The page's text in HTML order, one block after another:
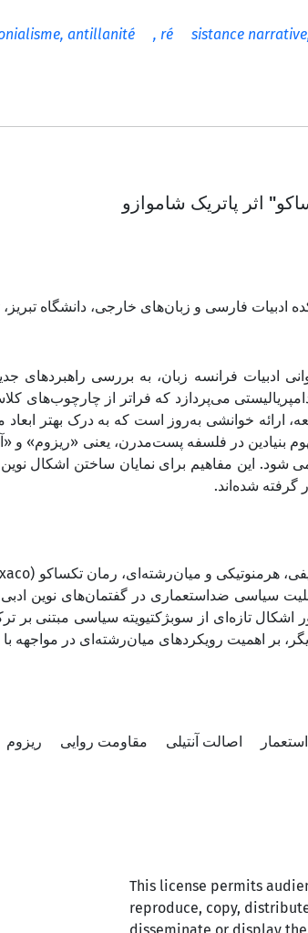
antillanité , ré
sistance
اثر پاتریک شاموازو
ادبیات فارسی و زبان‌های خارجی، دانشگاه تبریز،
ادبیات فرانسه زبان، به بررسی
می‌پردازد که فراتر از چارچوب‌های
ارائه خوانشی به‌روز است که به درک بهتر ابعاد
بنیادین در فلسفه پست‌مدرن، یعنی «ریزوم» و
شود. این مفاهیم برای نمایان ساختن اشکال
گرفته شده‌اند.
سیاسی ضد‌استعماری در گفتمان‌های نوین
اشکال تازه‌ای از سوبژکتیویته سیاسی مبتنی بر
بر اهمیت رویکردهای میان‌رشته‌ای در مواجهه با
اصالت آنتیلی مقاومت روایی ریزوم
This license permits
reproduce, copy,